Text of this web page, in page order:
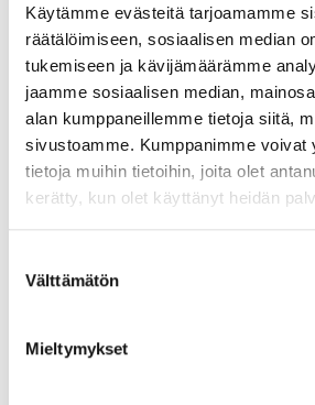
Käytämme evästeitä tarjoamamme
räätälöimiseen, sosiaalisen median
tukemiseen ja kävijämäärämme
jaamme sosiaalisen median,
alan kumppaneillemme tietoja siitä,
sivustoamme. Kumppanimme voivat
tietoja muihin tietoihin, joita olet
kerätty, kun olet käyttänyt heidän
valinta
Välttämätön
Mieltymykset
korkeatasoista, iloista ja
paketoituna sopivaksi koko perheelle
katsojille.
LUE LISÄÄ
Muumimuseon